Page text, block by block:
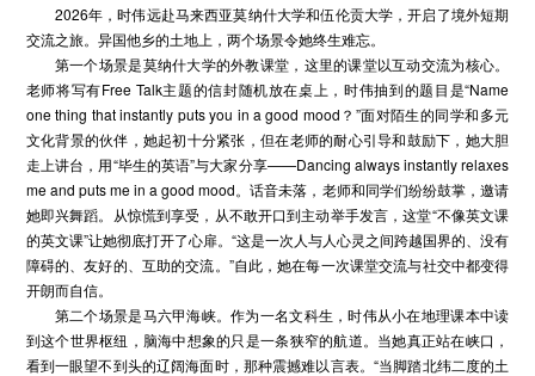
2026年，时伟远赴马来西亚莫纳什大学和伍伦贡大学，开启了境外短期
交流之旅。异国他乡的土地上，两个场景令她终生难忘。
第一个场景是莫纳什大学的外教课堂，这里的课堂以互动交流为核心。
老师将写有Free Talk主题的信封随机放在桌上，时伟抽到的题目是“Name
one thing that instantly puts you in a good mood？”面对陌生的同学和多元
文化背景的伙伴，她起初十分紧张，但在老师的耐心引导和鼓励下，她大胆
走上讲台，用“毕生的英语”与大家分享——Dancing always instantly relaxes
me and puts me in a good mood。话音未落，老师和同学们纷纷鼓掌，邀请
她即兴舞蹈。从惊慌到享受，从不敢开口到主动举手发言，这堂“不像英文课
的英文课”让她彻底打开了心扉。“这是一次人与人心灵之间跨越国界的、没有
障碍的、友好的、互助的交流。”自此，她在每一次课堂交流与社交中都变得
开朗而自信。
第二个场景是马六甲海峡。作为一名文科生，时伟从小在地理课本中读
到这个世界枢纽，脑海中想象的只是一条狭窄的航道。当她真正站在峡口，
看到一眼望不到头的辽阔海面时，那种震撼难以言表。“当脚踏北纬二度的土